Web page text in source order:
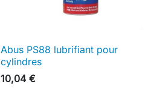
 Aperçu rapide
Abus PS88 lubrifiant pour
cylindres
10,04 €